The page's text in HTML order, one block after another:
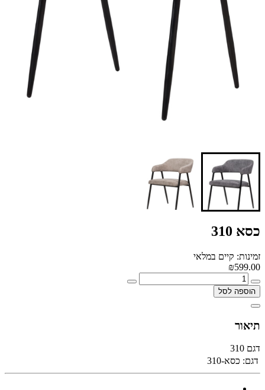
כסא 310
זמינות: קיים במלאי
₪599.00
הוספה לסל
תיאור
דגם 310
דגם: כסא-310